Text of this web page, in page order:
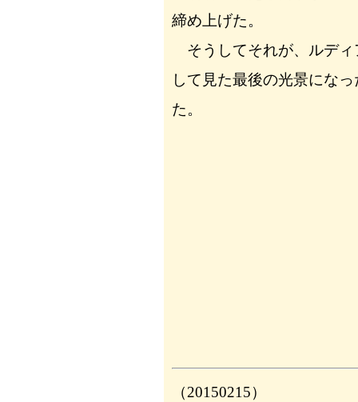
締め上げた。
そうしてそれが、ルディ
して見た最後の光景にな
た。
（20150215）